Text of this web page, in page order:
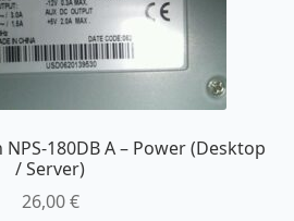
180DB A – Power (Desktop
/ Server)
26,00€